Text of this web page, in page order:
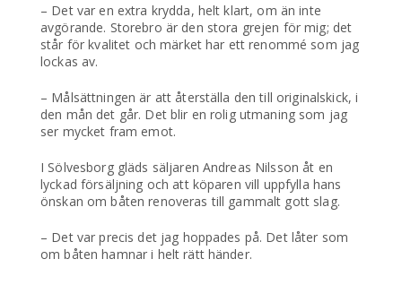
– Det var en extra krydda, helt klart, om än inte
avgörande. Storebro är den stora grejen för mig; det
står för kvalitet och märket har ett renommé som jag
lockas av.
– Målsättningen är att återställa den till originalskick, i
den mån det går. Det blir en rolig utmaning som jag
ser mycket fram emot.
I Sölvesborg gläds säljaren Andreas Nilsson åt en
lyckad försäljning och att köparen vill uppfylla hans
önskan om båten renoveras till gammalt gott slag.
– Det var precis det jag hoppades på. Det låter som
om båten hamnar i helt rätt händer.